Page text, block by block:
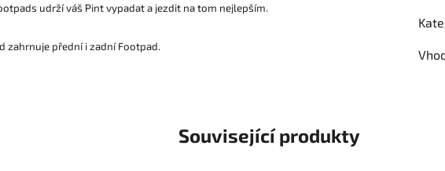
udrží váš Pint vypadat a jezdit na tom nejlepším.
zahrnuje přední i zadní Footpad.
Související produkty